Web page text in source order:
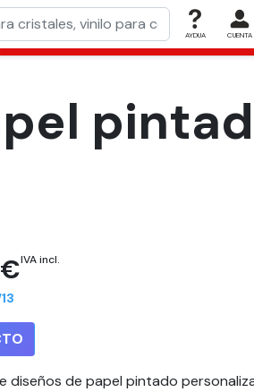
AYDUA CUENTA
IVA incl.
diseños de papel pintado